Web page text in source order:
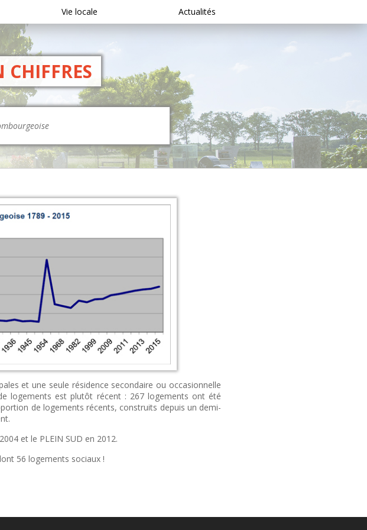
Vie locale Actualités
etune seule résidence secondaire ou occasionnelle
logements est plutôt récent: 267 logements ont été
de logements récents, construits depuis un demi-
.
et le PLEIN SUD en 2012.
56 logements sociaux !